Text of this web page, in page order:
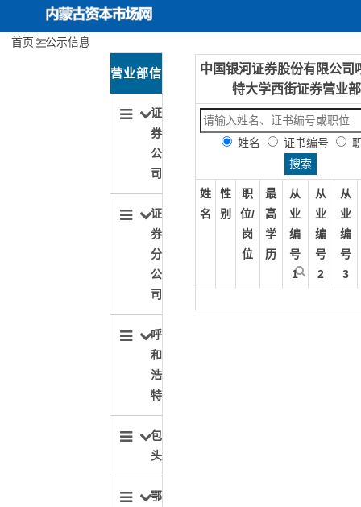
内蒙古资本市场网 首页 关于协会
协会动态
投资者保护
行业文化建设
期货服务实体经济
首页 公示信息
营业部信
息导航证
券
公
司
证
券
分
公
司
呼
和
浩
特
包
头
鄂
中国银河证券股份有限公司
特大学西街证券营业部
姓名 证书编号
姓
名
性
别
职
位/
岗
位
最
高
学
历
从
业
编
号
1
从
业
编
号
2
从
业
编
号
3